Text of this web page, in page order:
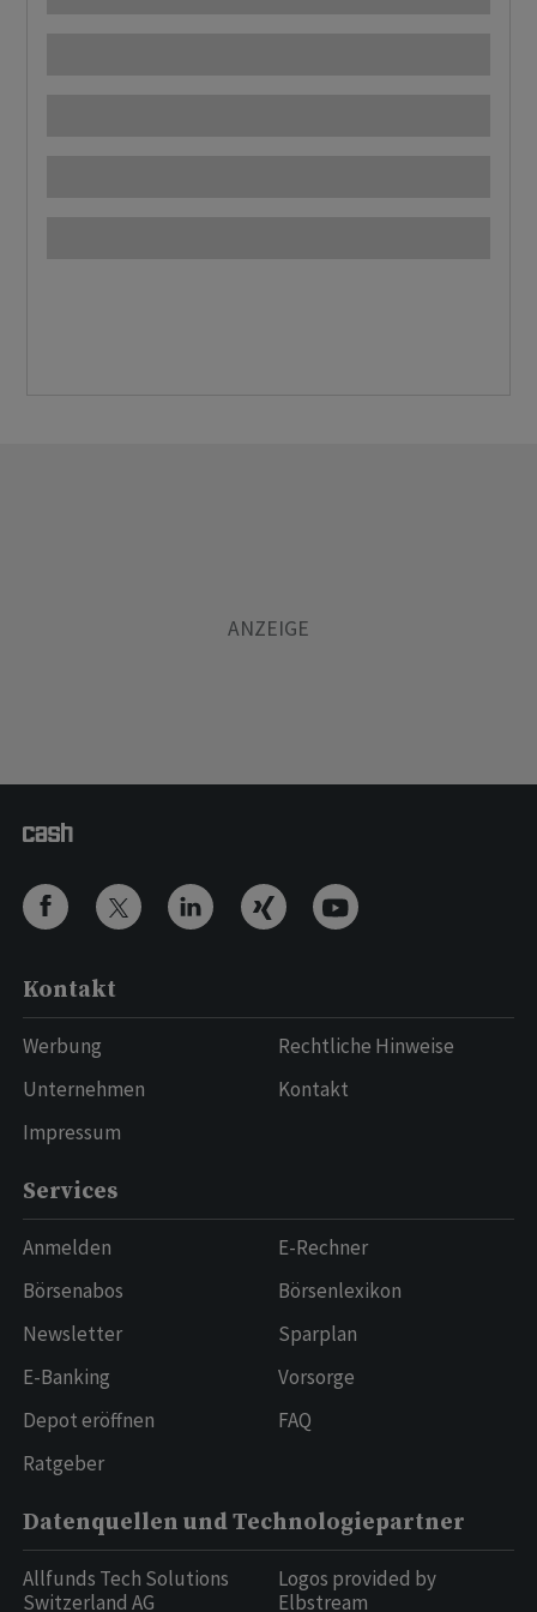
Kontakt
Werbung
Unternehmen
Impressum
Rechtliche Hinweise
Kontakt
Services
Anmelden
Börsenabos
Newsletter
E-Banking
Depot eröffnen
Ratgeber
E-Rechner
Börsenlexikon
Sparplan
Vorsorge
FAQ
Datenquellen und Technologiepartner
Allfunds Tech Solutions
Switzerland AG
Logos provided by
Elbstream